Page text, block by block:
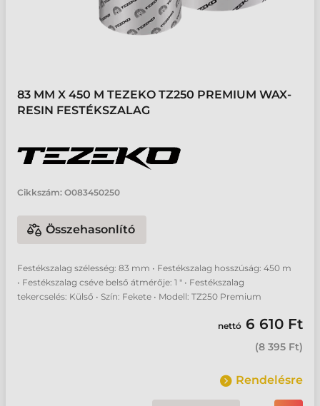
83 MM X 450 M TEZEKO TZ250 PREMIUM WAX-
RESIN FESTÉKSZALAG
Cikkszám: O083450250
Összehasonlító
Festékszalag szélesség: 83 mm • Festékszalag hosszúság: 450 m
• Festékszalag cséve belső átmérője: 1 " • Festékszalag
tekercselés: Külső • Szín: Fekete • Modell: TZ250 Premium
nettó 6 610 Ft
(8 395 Ft)
Rendelésre